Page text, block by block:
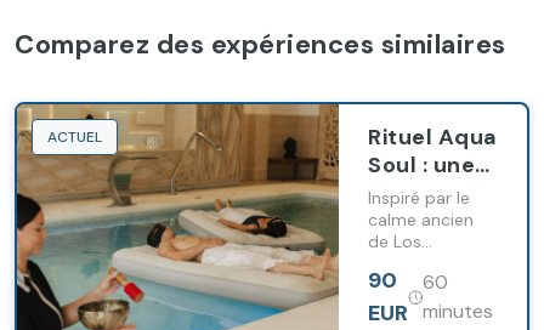
Comparez des expériences similaires
ACTUEL
Rituel Aqua
Soul : une
expérience
sensorielle
profonde
Inspiré par le
calme ancien
de Los
vous
reconnecter à
90
EUR
60
minutes